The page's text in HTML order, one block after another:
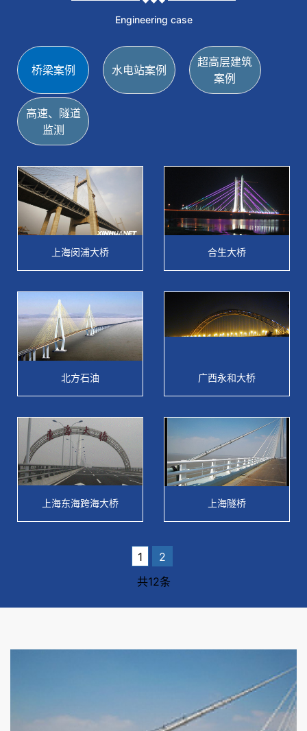
Engineering case
桥梁案例 水电站案例
超高层建筑
案例
高速、隧道
监测
上海闵浦大桥 合生大桥
北方石油 广西永和大桥
上海东海跨海大桥 上海隧桥
1
2
共12条